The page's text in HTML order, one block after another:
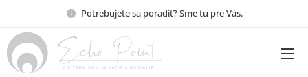
Potrebujete sa poradiť? Sme tu pre Vás.